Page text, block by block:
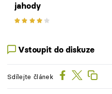
jahody
Vstoupit do diskuze
Sdílejte článek